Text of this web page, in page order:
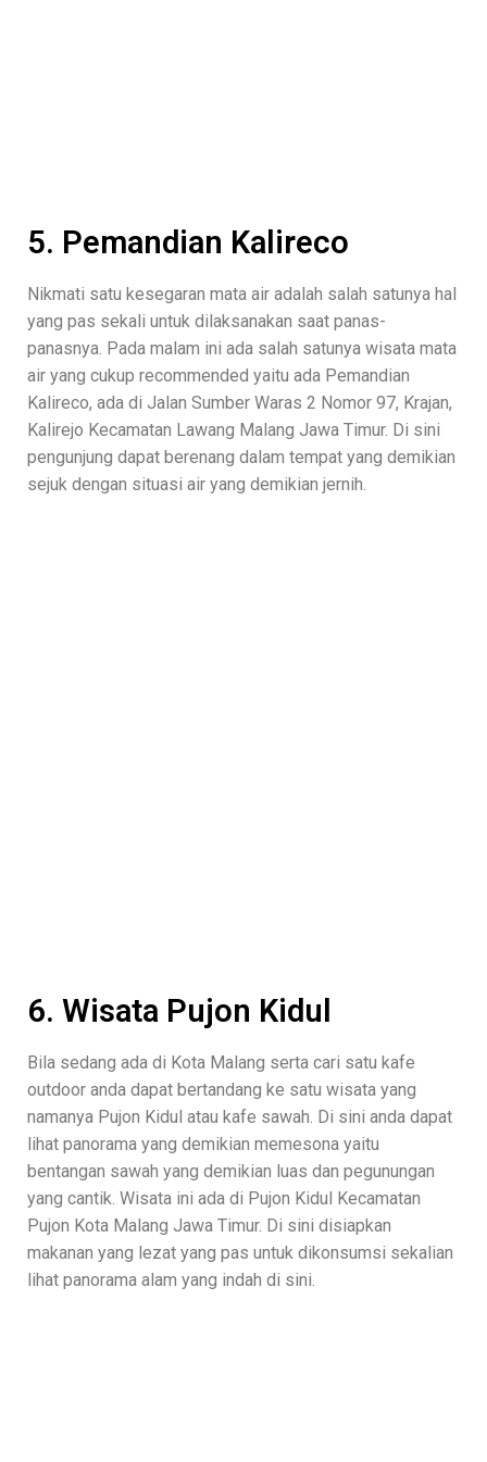
5. Pemandian Kalireco
Nikmati satu kesegaran mata air adalah salah satunya hal
yang pas sekali untuk dilaksanakan saat panas-
panasnya. Pada malam ini ada salah satunya wisata mata
air yang cukup recommended yaitu ada Pemandian
Kalireco, ada di Jalan Sumber Waras 2 Nomor 97, Krajan,
Kalirejo Kecamatan Lawang Malang Jawa Timur. Di sini
pengunjung dapat berenang dalam tempat yang demikian
sejuk dengan situasi air yang demikian jernih.
6. Wisata Pujon Kidul
Bila sedang ada di Kota Malang serta cari satu kafe
outdoor anda dapat bertandang ke satu wisata yang
namanya Pujon Kidul atau kafe sawah. Di sini anda dapat
lihat panorama yang demikian memesona yaitu
bentangan sawah yang demikian luas dan pegunungan
yang cantik. Wisata ini ada di Pujon Kidul Kecamatan
Pujon Kota Malang Jawa Timur. Di sini disiapkan
makanan yang lezat yang pas untuk dikonsumsi sekalian
lihat panorama alam yang indah di sini.